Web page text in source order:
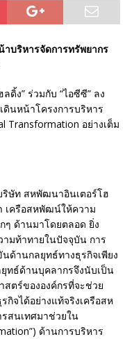
บริหารจัดการทรัพยากร
ง” ร่วมกับ “ไอซีซี” ลง
ดินหน้าโครงการบริหาร
Transformation อย่างเต็ม
ษัท สหพัฒนาอินเตอร์โฮ
เครือสหพัฒน์ให้ความ
ด้านมาโดยตลอด ยิ่ง
มท้าทายในปัจจุบัน การ
ด้านกลยุทธ์ทางธุรกิจเพียง
ยุทธ์ด้านบุคลากรจึงนับเป็น
ตร์ขององค์กรที่จะช่วย
จได้อย่างแท้จริงเครือสห
สนเทศมาช่วยใน
ด้านการบริหาร